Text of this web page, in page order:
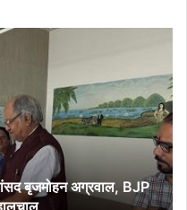
बृजमोहन अग्रवाल, BJP